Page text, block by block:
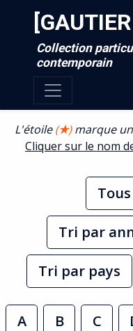
Collection
contemporain
L'étoile(★)marque
Cliquer sur le nom
Tri par
Tri par pays
A B C